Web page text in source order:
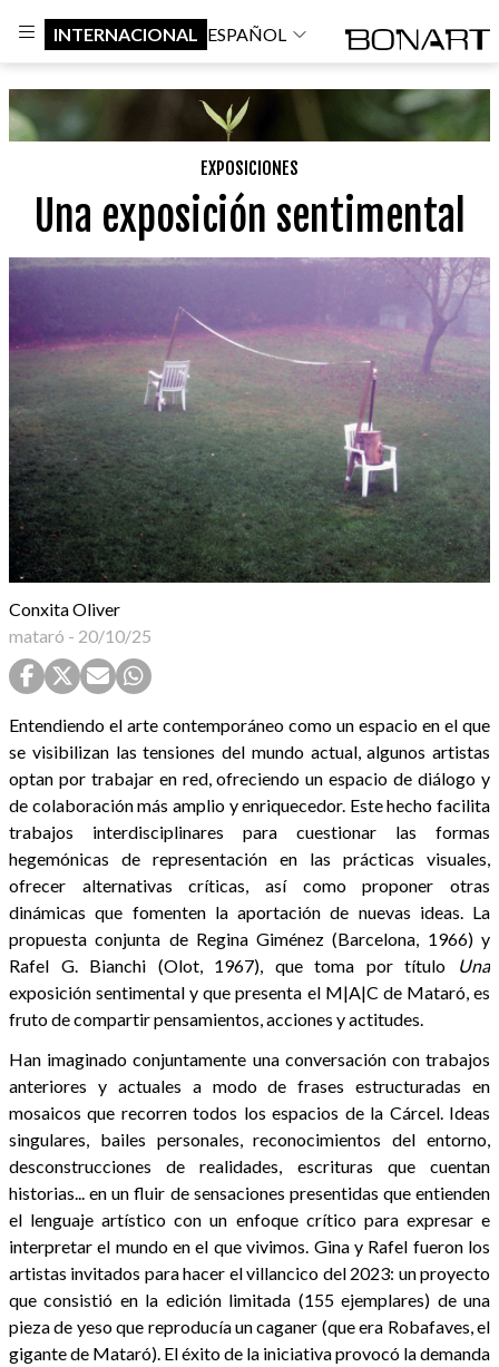
INTERNACIONAL ESPAÑOL
EXPOSICIONES
Una exposición sentimental
Conxita Oliver
mataró - 20/10/25
Entendiendo el arte contemporáneo como un espacio en el que
se visibilizan las tensiones del mundo actual, algunos artistas
optan por trabajar en red, ofreciendo un espacio de diálogo y
de colaboración más amplio y enriquecedor. Este hecho facilita
trabajos interdisciplinares para cuestionar las formas
hegemónicas de representación en las prácticas visuales,
ofrecer alternativas críticas, así como proponer otras
dinámicas que fomenten la aportación de nuevas ideas. La
propuesta conjunta de Regina Giménez (Barcelona, 1966) y
Rafel G. Bianchi (Olot, 1967), que toma por título
Una
exposición sentimental y que presenta el M|A|C de Mataró, es
fruto de compartir pensamientos, acciones y actitudes.
Han imaginado conjuntamente una conversación con trabajos
anteriores y actuales a modo de frases estructuradas en
mosaicos que recorren todos los espacios de la Cárcel. Ideas
singulares, bailes personales, reconocimientos del entorno,
desconstrucciones de realidades, escrituras que cuentan
historias... en un fluir de sensaciones presentidas que entienden
el lenguaje artístico con un enfoque crítico para expresar e
interpretar el mundo en el que vivimos. Gina y Rafel fueron los
artistas invitados para hacer el villancico del 2023: un proyecto
que consistió en la edición limitada (155 ejemplares) de una
pieza de yeso que reproducía un caganer (que era Robafaves, el
gigante de Mataró). El éxito de la iniciativa provocó la demanda